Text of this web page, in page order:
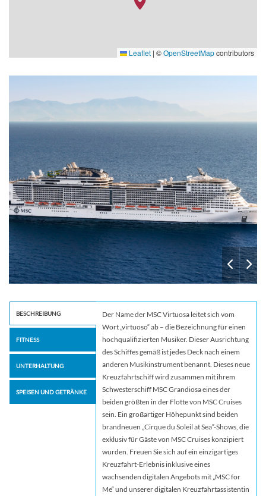
Leaflet | ©OpenStreetMapcontributors
BESCHREIBUNG
FITNESS
UNTERHALTUNG
SPEISEN UND GETRÄNKE
Der Name der MSC Virtuosa leitet sich vom
Wort „virtuoso“ ab – die Bezeichnung für einen
hochqualifizierten Musiker. Dieser Ausrichtung
des Schiffes gemäß ist jedes Deck nach einem
anderen Musikinstrument benannt. Dieses neue
Kreuzfahrtschiff wird zusammen mit ihrem
Schwesterschiff MSC Grandiosa eines der
beiden größten in der Flotte von MSC Cruises
sein. Ein großartiger Höhepunkt sind beiden
brandneuen „Cirque du Soleil at Sea“-Shows, die
exklusiv für Gäste von MSC Cruises konzipiert
wurden. Freuen Sie sich auf ein einzigartiges
Kreuzfahrt-Erlebnis inklusive eines
wachsenden digitalen Angebots mit „MSC for
Me“ und unserer digitalen Kreuzfahrtassistentin